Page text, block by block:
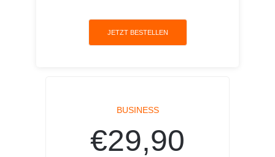
JETZT BESTELLEN
BUSINESS
€29,90